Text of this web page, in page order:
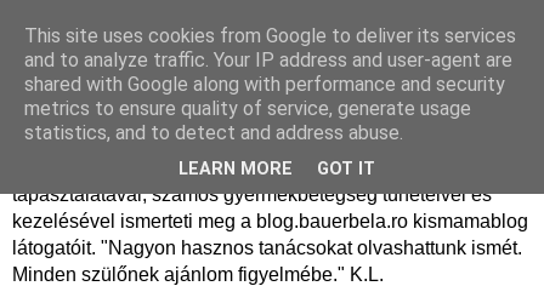
Dr. Bauer Béla Ph.D.
gyermekgyógyász
Dr. Bauer Béla Ph.D. gyermekgyógyász főorvos, 50 éves
tapasztalatával, számos gyermekbetegség tüneteivel és
kezelésével ismerteti meg a blog.bauerbela.ro kismamablog
látogatóit. "Nagyon hasznos tanácsokat olvashattunk ismét.
Minden szülőnek ajánlom figyelmébe." K.L.
This site uses cookies from Google to deliver its services
and to analyze traffic. Your IP address and user-agent are
shared with Google along with performance and security
metrics to ensure quality of service, generate usage
statistics, and to detect and address abuse.
LEARN MORE GOT IT